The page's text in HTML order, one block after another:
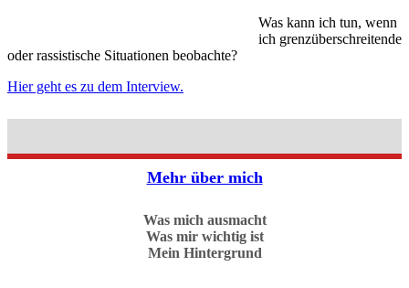
Was kann ich tun, wenn
ich grenzüberschreitende
oder rassistische Situationen beobachte?
Hier geht es zu dem Interview.
Mehr über mich
Was mich ausmacht
Was mir wichtig ist
Mein Hintergrund